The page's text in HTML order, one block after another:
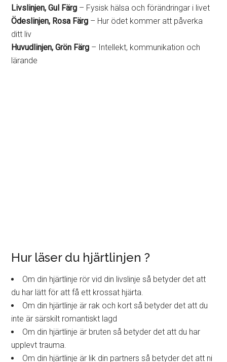
Livslinjen, Gul Färg – Fysisk hälsa och förändringar i livet
Ödeslinjen, Rosa Färg – Hur ödet kommer att påverka
ditt liv
Huvudlinjen, Grön Färg – Intellekt, kommunikation och
lärande
Hur läser du hjärtlinjen ?
Om din hjärtlinje rör vid din livslinje så betyder det att
du har lätt för att få ett krossat hjärta.
Om din hjärtlinje är rak och kort så betyder det att du
inte är särskilt romantiskt lagd
Om din hjärtlinje är bruten så betyder det att du har
upplevt trauma.
Om din hjärtlinje är lik din partners så betyder det att ni